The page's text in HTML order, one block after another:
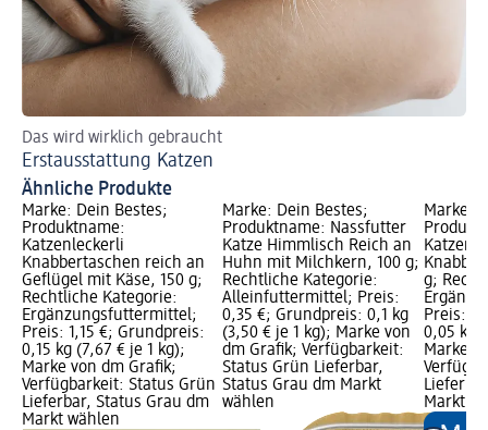
Das wird wirklich gebraucht
Erstausstattung Katzen
Ähnliche Produkte
Marke: Dein Bestes;
Produktname:
Katzenleckerli
Knabbertaschen reich an
Geflügel mit Käse, 150 g;
Rechtliche Kategorie:
Ergänzungsfuttermittel;
Preis: 1,15 €; Grundpreis:
0,15 kg (7,67 € je 1 kg);
Marke von dm Grafik;
Verfügbarkeit: Status Grün
Lieferbar, Status Grau dm
Markt wählen
Marke: Dein Bestes;
Produktname: Nassfutter
Katze Himmlisch Reich an
Huhn mit Milchkern, 100 g;
Rechtliche Kategorie:
Alleinfuttermittel; Preis:
0,35 €; Grundpreis: 0,1 kg
(3,50 € je 1 kg); Marke von
dm Grafik; Verfügbarkeit:
Status Grün Lieferbar,
Status Grau dm Markt
wählen
Marke:
g;
Preis:
0,05 kg
Marke
Markt